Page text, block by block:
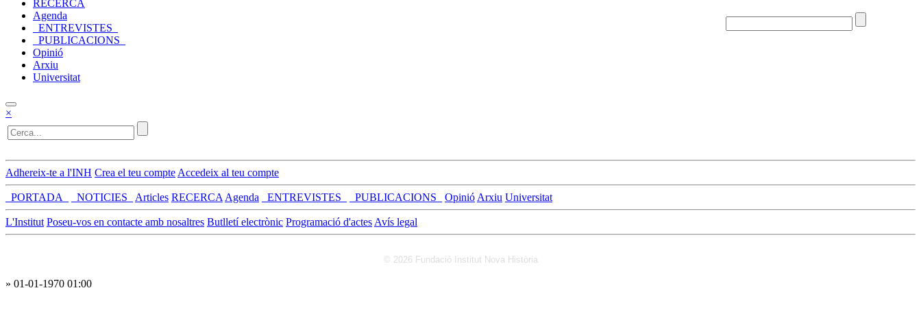
RECERCA
Agenda
_ENTREVISTES_
_PUBLICACIONS_
Opinió
Arxiu
Universitat
×
Adhereix-te a l'INH Crea el teu compte Accedeix al teu compte
_PORTADA_ _NOTICIES_ Articles RECERCA Agenda _ENTREVISTES_ _PUBLICACIONS_ Opinió Arxiu Universitat
L'Institut Poseu-vos en contacte amb nosaltres Butlletí electrònic Programació d'actes Avís legal
© 2026 Fundació Institut Nova Història
» 01-01-1970 01:00